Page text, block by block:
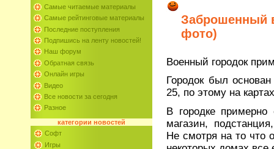
Самые читаемые материалы
Самые рейтинговые материалы
Последние поступления
Подпишись на ленту новостей!
Наш форум
Обратная связь
Онлайн игры
Видео
Все новости за сегодня
Разное
категории новостей
Софт
Игры
Заброшенный
фото)
Военный городок
Городок был
25, по этому на
В городке
магазин,
Не смотря на то что